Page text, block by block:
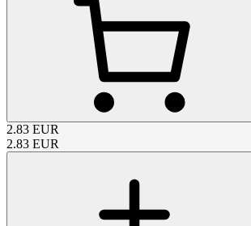
2.83 EUR
2.83 EUR